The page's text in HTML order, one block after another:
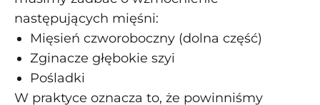
następujących mięśni:
Mięsień czworoboczny (dolna część)
Zginacze głębokie szyi
Pośladki
W praktyce oznacza to, że powinniśmy